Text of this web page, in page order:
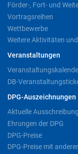
Förder-, Fort- und
Vortragsreihen
Wettbewerbe
Weitere Aktivitäten
Veranstaltungen
DB-
DPG-Auszeichnungen
Aktuelle
Ehrungen der DPG
DPG-Preise
DPG-Preise mit